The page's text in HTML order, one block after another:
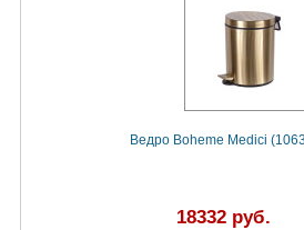
Ведро Boheme Medici
18332 руб.